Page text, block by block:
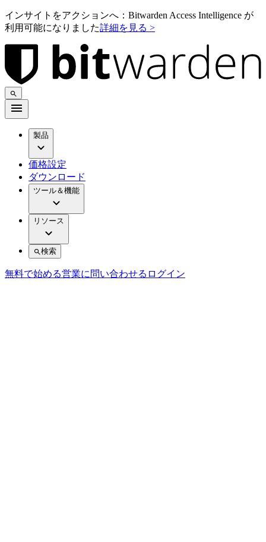
インサイトをアクションへ：Bitwarden Access Intelligence が
利用可能になりました詳細を見る >
製品
価格設定
ダウンロード
ツール＆機能
リソース
検索
無料で始める営業に問い合わせる ログイン